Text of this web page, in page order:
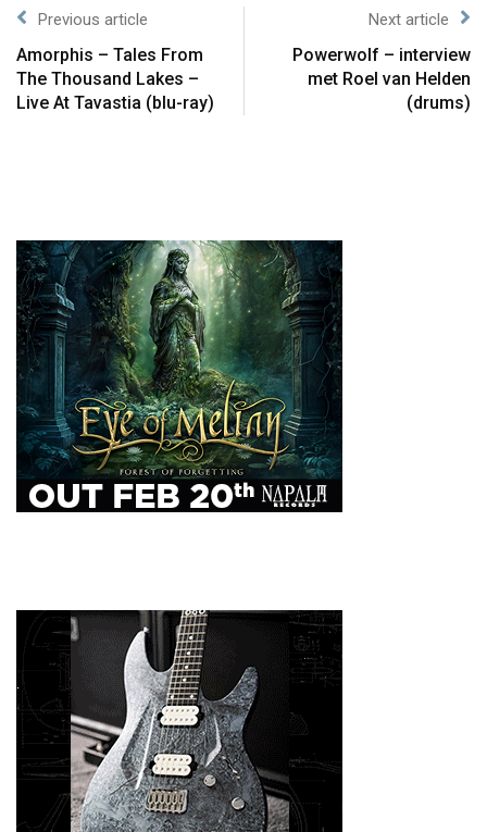
Previous article
Amorphis – Tales From
The Thousand Lakes –
Live At Tavastia (blu-ray)
Next article
Powerwolf – interview
met Roel van Helden
(drums)